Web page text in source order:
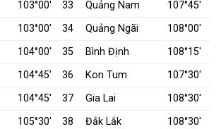
103°00′ 33 Quảng Nam
107°45′
103°00′ 34 Quảng Ngãi
108°00′
104°00′ 35 Bình Định
108°15′
104°45′ 36 Kon Tum
107°30′
104°45′ 37 Gia Lai
108°30′
105°30′ 38 Đắk Lắk
108°30′